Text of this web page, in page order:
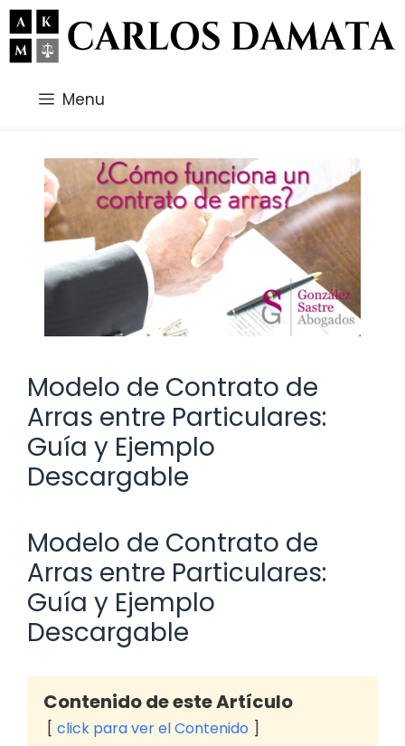
Saltar
al
contenido
Menu
Modelo de Contrato de
Arras entre Particulares:
Guía y Ejemplo
Descargable
Modelo de Contrato de
Arras entre Particulares:
Guía y Ejemplo
Descargable
Contenido de este Artículo
click para ver el Contenido